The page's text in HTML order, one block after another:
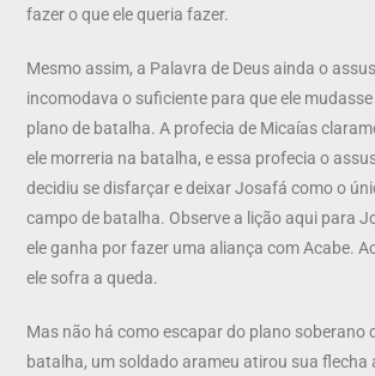
fazer o que ele queria fazer.
Mesmo assim, a Palavra de Deus ainda o
incomodava o suficiente para que ele
plano de batalha. A profecia de Micaías
ele morreria na batalha, e essa profecia o
decidiu se disfarçar e deixar Josafá como o
campo de batalha. Observe a lição aqui para
ele ganha por fazer uma aliança com Acabe.
ele sofra a queda.
Mas não há como escapar do plano soberano
batalha, um soldado arameu atirou sua flecha